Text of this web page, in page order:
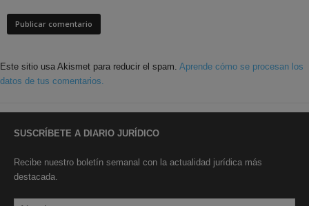
Este sitio usa Akismet para reducir el spam. Aprende cómo se procesan los
datos de tus comentarios.
SUSCRÍBETE A DIARIO JURÍDICO
Recibe nuestro boletín semanal con la actualidad jurídica más
destacada.